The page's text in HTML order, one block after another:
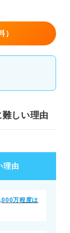
）
しい理由
理由
万程度は